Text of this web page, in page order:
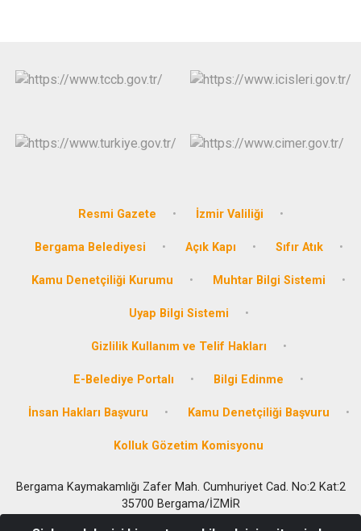
Resmi Gazete İzmir Valiliği
Bergama Belediyesi Açık Kapı Sıfır Atık
Kamu Denetçiliği Kurumu Muhtar Bilgi Sistemi
Uyap Bilgi Sistemi
Gizlilik Kullanım ve Telif Hakları
E-Belediye Portalı Bilgi Edinme
İnsan Hakları Başvuru Kamu Denetçiliği Başvuru
Kolluk Gözetim Komisyonu
Bergama Kaymakamlığı Zafer Mah. Cumhuriyet Cad. No:2 Kat:2
35700 Bergama/İZMİR